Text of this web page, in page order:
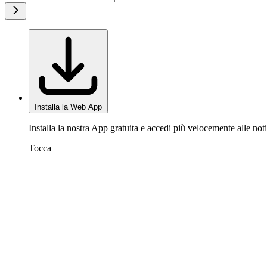
Installa la Web App
Installa la nostra App gratuita e accedi più velocemente alle
Tocca